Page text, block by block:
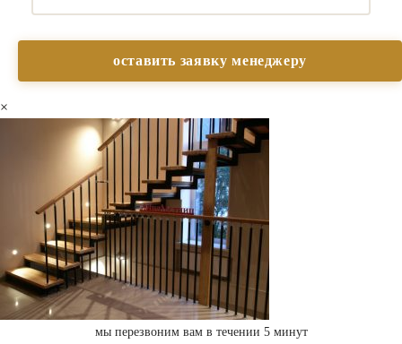
×
мы перезвоним вам в течении 5 минут